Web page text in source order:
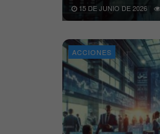
15 DE JUNIO DE 2026
ACCIONES